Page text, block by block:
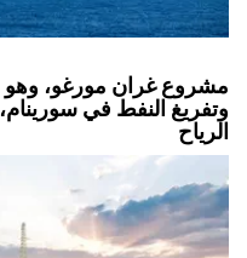
مشروع غران مورغو، وهو
وتفريغ النفط في
الرياح